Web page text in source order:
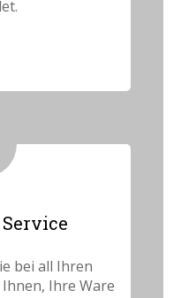
bei all Ihren
Ihre Ware